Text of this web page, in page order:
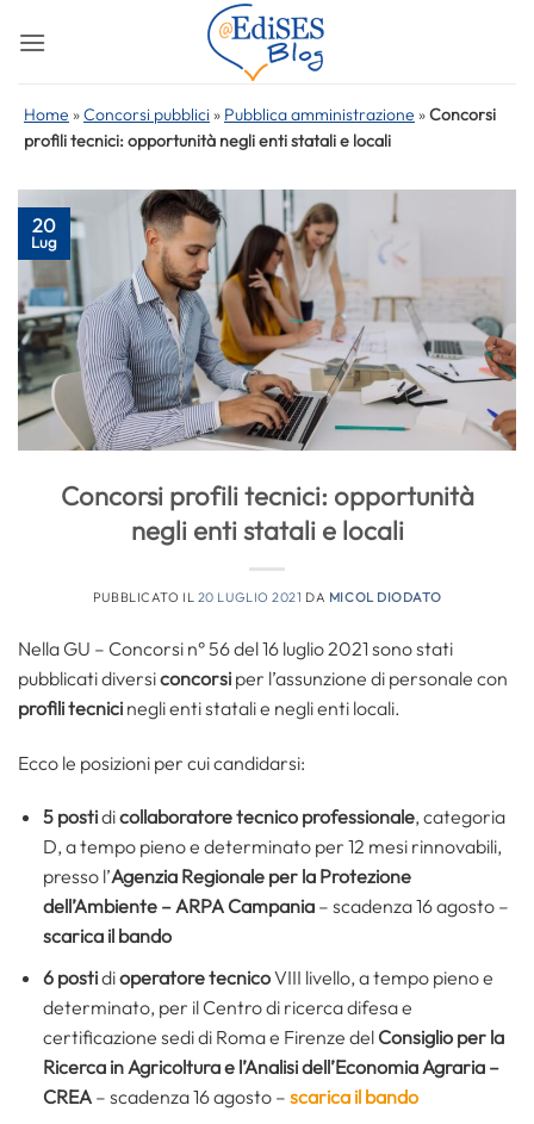
Home »Concorsi pubblici » Pubblica amministrazione »Concorsi
profili tecnici: opportunità negli enti statali e locali
20
Lug
Concorsi profili tecnici: opportunità
negli enti statali e locali
PUBBLICATO IL 20 LUGLIO 2021 DA MICOL DIODATO
Nella GU – Concorsi n° 56 del 16 luglio 2021 sono stati
pubblicati diversiconcorsi per l’assunzione di personale con
profili tecnici negli enti statali e negli enti locali.
Ecco le posizioni per cui candidarsi:
5 postidicollaboratore tecnico professionale, categoria
D, a tempo pieno e determinato per 12 mesi rinnovabili,
presso l’Agenzia Regionale per la Protezione
dell’Ambiente – ARPA Campania– scadenza 16 agosto –
scarica il bando
6 postidioperatore tecnicoVIII livello, a tempo pieno e
determinato, per il Centro di ricerca difesa e
certificazione sedi di Roma e Firenze del Consiglio per la
Ricerca in Agricoltura e l’Analisi dell’Economia Agraria –
CREA– scadenza 16 agosto – scarica il bando